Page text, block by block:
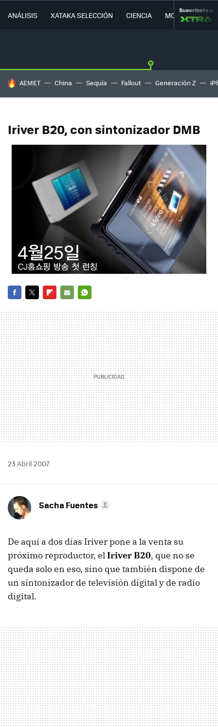
ANÁLISIS XATAKA SELECCIÓN CIENCIA MOVILIDAD
Suscríbete a
HOY SE HABLA DE
AEMET China Sequía Fallout Generación Z
Iriver B20, con sintonizador DMB
MAIL
23 Abril 2007
Sacha Fuentes
De aquí a dos días Iriver pone a la venta su
próximo reproductor, elIriver B20, que no se
queda solo en eso, sino que también dispone de
un sintonizador de televisión digital y de radio
digital.